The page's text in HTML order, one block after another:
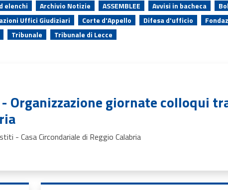
elenchi Archivio Notizie ASSEMBLEE Avvisi in bacheca
Uffici Giudiziari Corte d'Appello Difesa d'ufficio
Tribunale Tribunale di Lecce
- Organizzazione giornate colloqui
- Casa Circondariale di Reggio Calabria